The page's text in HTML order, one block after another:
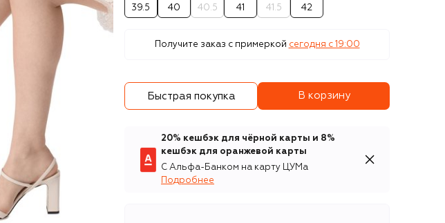
39.5
40
40.5
41
41.5
42
Получите заказ с примеркой сегодня c 19:00
Быстрая покупка В корзину
20% кешбэк для чёрной карты и 8%
кешбэк для оранжевой карты
С Альфа-Банком на карту ЦУМа
Подробнее